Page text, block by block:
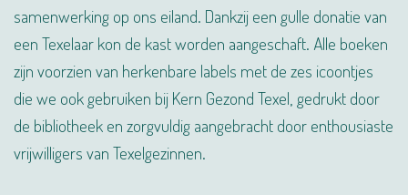
samenwerking op ons eiland. Dankzij een gulle donatie van
een Texelaar kon de kast worden aangeschaft. Alle boeken
zijn voorzien van herkenbare labels met de zes icoontjes
die we ook gebruiken bij Kern Gezond Texel, gedrukt door
de bibliotheek en zorgvuldig aangebracht door enthousiaste
vrijwilligers van Texelgezinnen.